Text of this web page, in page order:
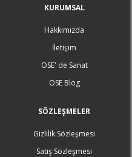
KURUMSAL
Hakkımızda
İletişim
OSE' de Sanat
OSE Blog
SÖZLEŞMELER
Gizlilik Sözleşmesi
Satış Sözleşmesi